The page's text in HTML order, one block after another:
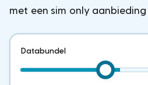
met een sim only
Databundel